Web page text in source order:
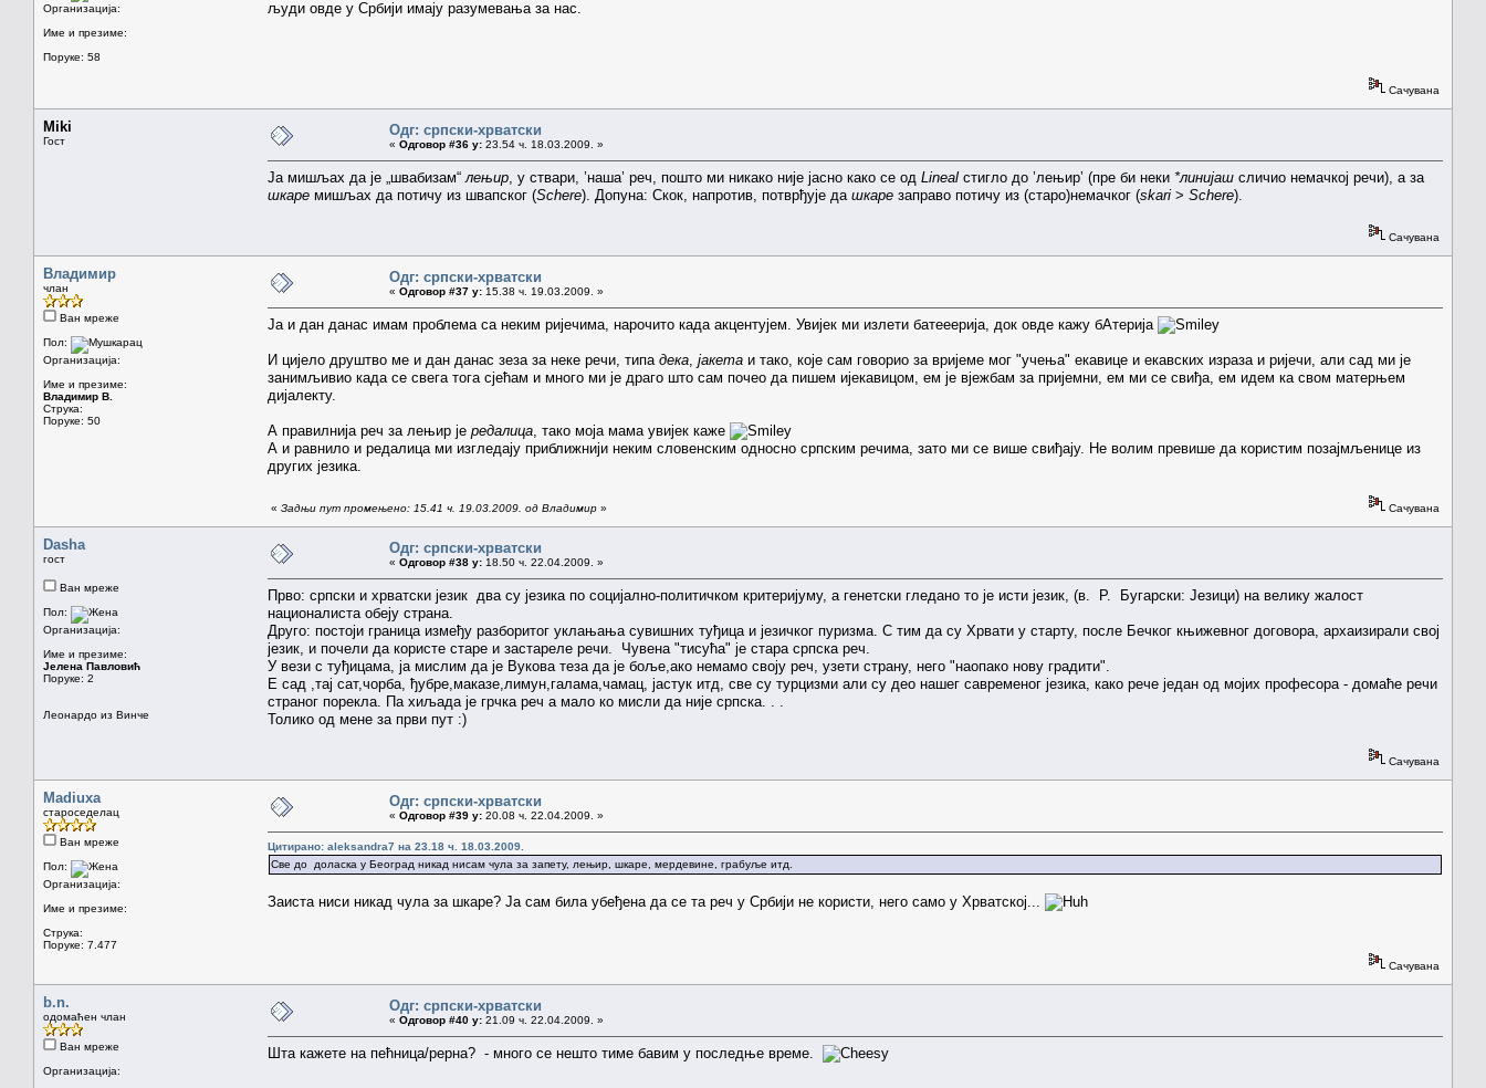
Организација:
Име и презиме:
Поруке: 58
људи овде у Србији имају разумевања за нас.
Сачувана
Miki
Гост
Одг: српски-хрватски
« Одговор #36 у: 23.54 ч. 18.03.2009. »
Ја мишљах да је „швабизам“ лењир , у ствари, ’наша’ реч, пошто ми никако није јасно како се од Lineal стигло до ’лењир’ (пре би неки *линијаш сличио немачкој речи), а за
шкаре мишљах да потичу из швапског (Schere). Допуна: Скок, напротив, потврђује да шкаре заправо потичу из (старо)немачког (skari > Schere).
Сачувана
Владимир
члан
Ван мреже
Пол:
Организација:
Име и презиме:
Владимир В.
Струка:
Поруке: 50
Одг: српски-хрватски
« Одговор #37 у: 15.38 ч. 19.03.2009. »
Ја и дан данас имам проблема са неким ријечима, нарочито када акцентујем. Увијек ми излети батееерија, док овде кажу бАтерија
И цијело друштво ме и дан данас зеза за неке речи, типа дека јакета и тако, које сам говорио за вријеме мог "учења" екавице и екавских израза и ријечи, али сад ми је
занимљивио када се свега тога сјећам и много ми је драго што сам почео да пишем ијекавицом, ем је вјежбам за пријемни, ем ми се свиђа, ем идем ка свом матерњем
дијалекту.
А правилнија реч за лењир је редалица , тако моја мама увијек каже
А и равнило и редалица ми изгледају приближнији неким словенским односно српским речима, зато ми се више свиђају. Не волим превише да користим позајмљенице из
других језика.
« Задњи пут промењено: 15.41 ч. 19.03.2009. од Владимир » Сачувана
Dasha
гост
Ван мреже
Пол:
Организација:
Име и презиме:
Јелена Павловић
Поруке: 2
Леонардо из Винче
Одг: српски-хрватски
« Одговор #38 у: 18.50 ч. 22.04.2009. »
Прво: српски и хрватски језик два су језика по социјално-политичком критеријуму, а генетски гледано то је исти језик, (в. Р. Бугарски: Језици) на велику жалост
националиста обеју страна.
Друго: постоји граница између разборитог уклањања сувишних туђица и језичког пуризма. С тим да су Хрвати у старту, после Бечког књижевног договора, архаизирали свој
језик, и почели да користе старе и застареле речи. Чувена "тисућа" је стара српска реч.
У вези с туђицама, ја мислим да је Вукова теза да је боље,ако немамо своју реч, узети страну, него "наопако нову градити".
Е сад ,тај сат,чорба, ђубре,маказе,лимун,галама,чамац, јастук итд, све су турцизми али су део нашег савременог језика, како рече један од мојих професора - домаће речи
страног порекла. Па хиљада је грчка реч а мало ко мисли да није српска. . .
Толико од мене за први пут :)
Сачувана
Madiuxa
староседелац
Ван мреже
Пол:
Организација:
Име и презиме:
Струка:
Поруке: 7.477
Одг: српски-хрватски
« Одговор #39 у: 20.08 ч. 22.04.2009. »
Цитирано: aleksandra7 на 23.18 ч. 18.03.2009.
Све до доласка у Београд никад нисам чула за запету, лењир, шкаре, мердевине, грабуље итд.
Заиста ниси никад чула за шкаре? Ја сам била убеђена да се та реч у Србији не користи, него само у Хрватској...
Сачувана
b.n.
одомаћен члан
Ван мреже
Организација:
Одг: српски-хрватски
« Одговор #40 у: 21.09 ч. 22.04.2009. »
Шта кажете на пећница/рерна? - много се нешто тиме бавим у последње време.